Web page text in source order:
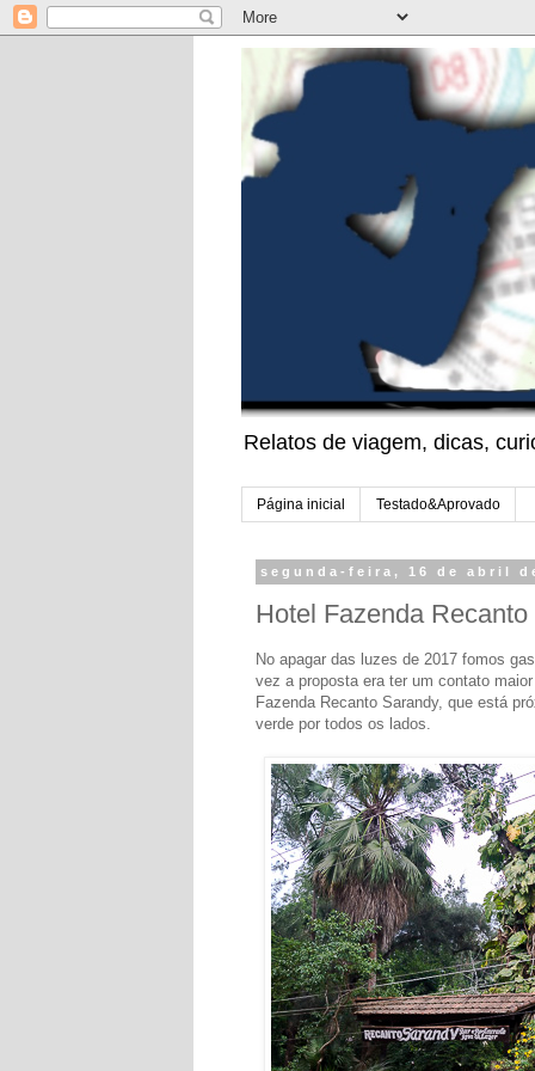
Relatos de viagem, dicas,
Página inicial Testado&Aprovado
segunda-feira, 16 de abril
Hotel Fazenda
No apagar das luzes de 2017 fomos
vez a proposta era ter um contato
Fazenda Recanto Sarandy, que está
verde por todos os lados.